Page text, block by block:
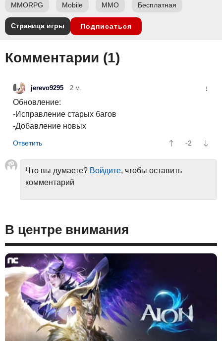
MMORPG Mobile ММО Бесплатная
Страница игры Подписаться
Комментарии (1)
jerevo9295 2 м.
Обновление:
-Исправление старых багов
-Добавление новых
-2
Что вы думаете? Войдите, чтобы оставить
комментарий
В центре внимания